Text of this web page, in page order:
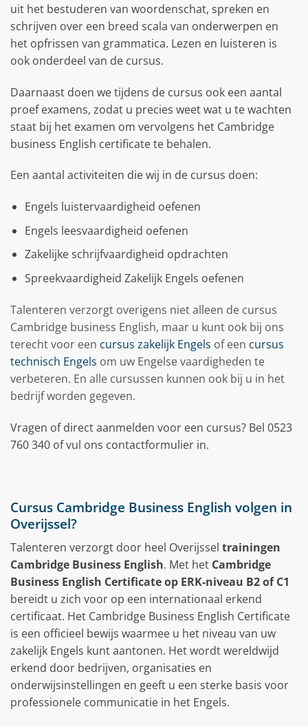
uit het bestuderen van woordenschat, spreken en
schrijven over een breed scala van onderwerpen en
het opfrissen van grammatica. Lezen en luisteren is
ook onderdeel van de cursus.
Daarnaast doen we tijdens de cursus ook een aantal
proef examens, zodat u precies weet wat u te wachten
staat bij het examen om vervolgens het Cambridge
business English certificate te behalen.
Een aantal activiteiten die wij in de cursus doen:
Engels luistervaardigheid oefenen
Engels leesvaardigheid oefenen
Zakelijke schrijfvaardigheid opdrachten
Spreekvaardigheid Zakelijk Engels oefenen
Talenteren verzorgt overigens niet alleen de cursus
Cambridge business English, maar u kunt ook bij ons
terecht voor een cursus zakelijk Engels of een cursus
technisch Engels om uw Engelse vaardigheden te
verbeteren. En alle cursussen kunnen ook bij u in het
bedrijf worden gegeven.
Vragen of direct aanmelden voor een cursus? Bel 0523
760 340 of vul ons contactformulier in.
Cursus Cambridge Business English volgen in
Overijssel?
Talenteren verzorgt door heel Overijssel trainingen
Cambridge Business English. Met het Cambridge
Business English Certificate op ERK-niveau B2 of C1
bereidt u zich voor op een internationaal erkend
certificaat. Het Cambridge Business English Certificate
is een officieel bewijs waarmee u het niveau van uw
zakelijk Engels kunt aantonen. Het wordt wereldwijd
erkend door bedrijven, organisaties en
onderwijsinstellingen en geeft u een sterke basis voor
professionele communicatie in het Engels.